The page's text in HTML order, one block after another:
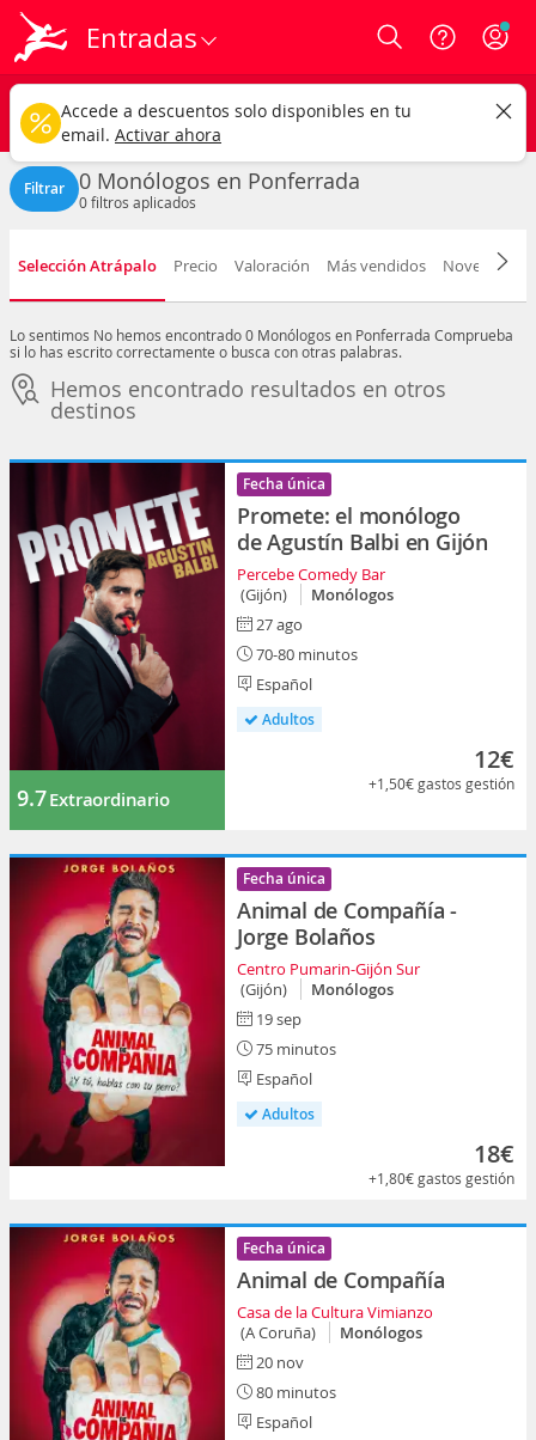
Entradas Login
Ponferrada ciudad
Monólogos Cualquier fecha
CAMBIAR
Filtrar 0 Monólogos en Ponferrada
0filtros aplicados
Selección Atrápalo Precio Valoración Más vendidos Novedad
Lo sentimos No hemos encontrado 0 Monólogos en Ponferrada Comprueba
si lo has escrito correctamente o busca con otras palabras.
Hemos encontrado resultados en otros
destinos
9.7Extraordinario
Fecha única
Promete: el monólogo
de Agustín Balbi en Gijón
Percebe Comedy Bar
(Gijón)
Monólogos
27 ago
70-80 minutos
Español
Adultos
12€
+1,50€gastos gestión
Fecha única
Animal de Compañía -
Jorge Bolaños
Centro Pumarin-Gijón Sur
(Gijón)
Monólogos
19 sep
75 minutos
Español
Adultos
18€
+1,80€gastos gestión
Fecha única
Animal de Compañía
Casa de la Cultura Vimianzo
(A Coruña)
Monólogos
20 nov
80 minutos
Español
Accede a descuentos solo disponibles en tu
email. Activar ahora